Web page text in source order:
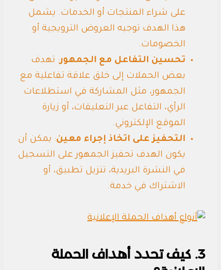
على شراء المنتجات أو الخدمات. يشمل
هذا الهدف توجيه العروض الترويجية أو
الخصومات.
تحسين التفاعل مع الجمهور: تهدف
بعض الحملات إلى خلق علاقة تفاعلية مع
الجمهور، مثل المشاركة في استطلاعات
الرأي، التفاعل عبر التعليقات، أو زيارة
الموقع الإلكتروني.
التحفيز على اتخاذ إجراء معين: يمكن أن
يكون الهدف تحفيز الجمهور على التسجيل
في النشرة البريدية، تنزيل تطبيق، أو
الاشتراك في خدمة.
3. كيف تحدد أهداف الحملة